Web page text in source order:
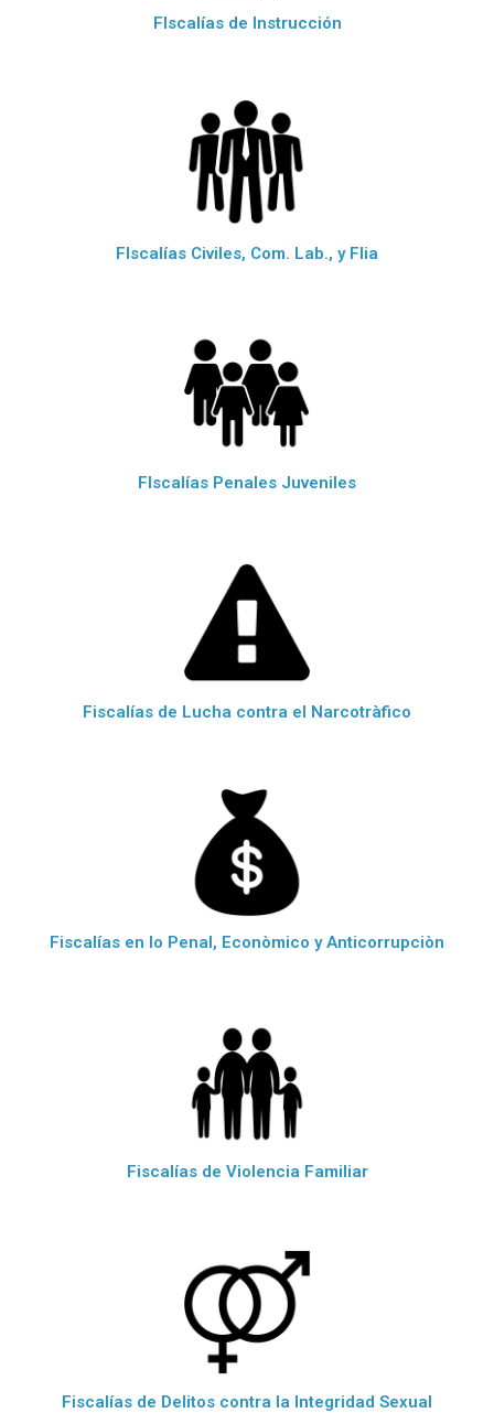
FIscalías de Instrucción
FIscalías Civiles, Com. Lab., y Flia
FIscalías Penales Juveniles
Fiscalías de Lucha contra el Narcotràfico
Fiscalías en lo Penal, Econòmico y Anticorrupciòn
Fiscalías de Violencia Familiar
Fiscalías de Delitos contra la Integridad Sexual